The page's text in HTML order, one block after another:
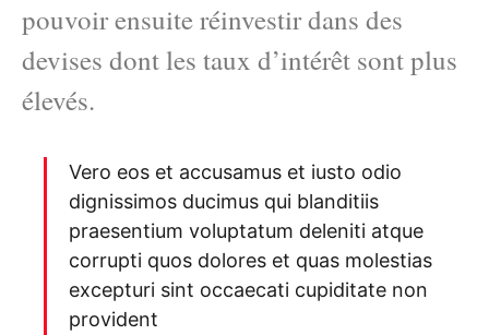
pouvoir ensuite réinvestir dans des
devises dont les taux d’intérêt sont plus
élevés.
Vero eos et accusamus et iusto odio
dignissimos ducimus qui blanditiis
praesentium voluptatum deleniti atque
corrupti quos dolores et quas molestias
excepturi sint occaecati cupiditate non
provident